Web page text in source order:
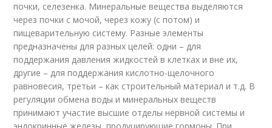
почки, селезенка. Минеральные вещества выделяются
через почки с мочой, через кожу (с потом) и
пищеварительную систему. Разные элементы
предназначены для разных целей: одни – для
поддержания давления жидкостей в клетках и вне их,
другие – для поддержания кислотно-щелочного
равновесия, третьи – как строительный материал и т.д. В
регуляции обмена воды и минеральных веществ
принимают участие высшие отделы нервной системы и